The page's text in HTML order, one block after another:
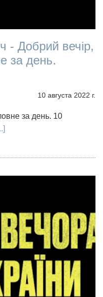
- Добрий вечір,
за день.
10 августа 2022 г.
за день. 10